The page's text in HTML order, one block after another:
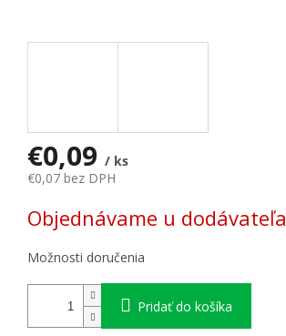
€0,09 / ks
€0,07 bez DPH
Objednávame u dodávateľa
Možnosti doručenia
Pridať do košíka